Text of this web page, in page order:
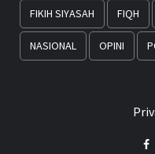
FIKIH SIYASAH FIQH
NASIONAL OPINI